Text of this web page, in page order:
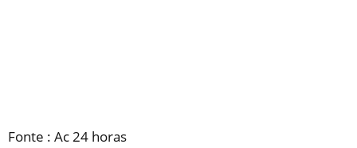
Fonte : Ac 24 horas